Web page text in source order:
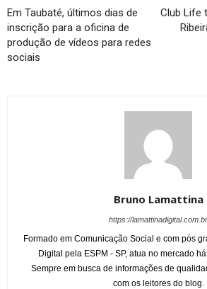
Em Taubaté, últimos dias de
inscrição para a oficina de
produção de vídeos para redes
sociais
Club Life
Bruno Lamattina
https://lamattinadigital.com.br
Formado em Comunicação Social e com pós
Digital pela ESPM - SP, atua no mercado
Sempre em busca de informações de
com os leitores do blog.